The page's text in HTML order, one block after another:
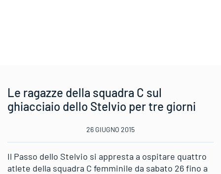
Le ragazze della squadra C sul
ghiacciaio dello Stelvio per tre giorni
26 GIUGNO 2015
Il Passo dello Stelvio si appresta a ospitare quattro
atlete della squadra C femminile da sabato 26 fino a